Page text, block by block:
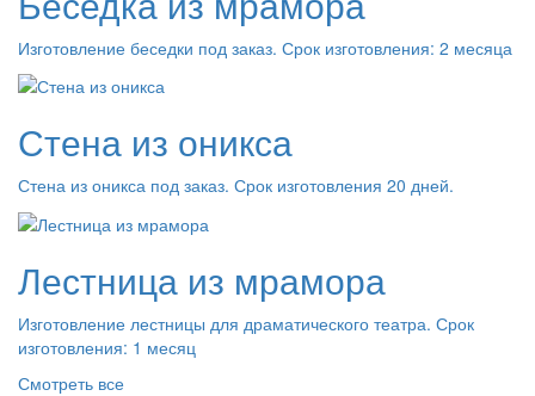
Изготовление беседки под заказ. Срок изготовления: 2 месяца
Стена из оникса
Стена из оникса под заказ. Срок изготовления 20 дней.
Лестница из мрамора
Изготовление лестницы для драматического театра. Срок
изготовления: 1 месяц
Смотреть все